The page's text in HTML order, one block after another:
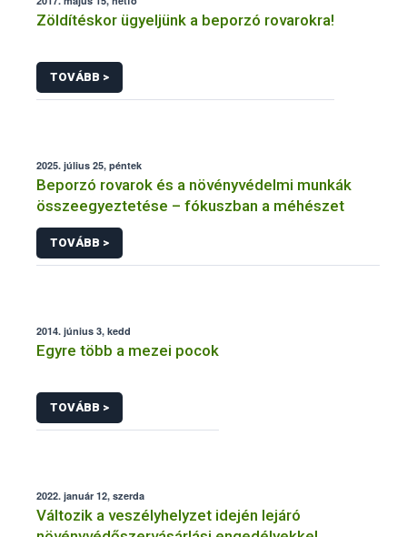
Zöldítéskor ügyeljünk a beporzó rovarokra!
TOVÁBB >
2025. július 25, péntek
Beporzó rovarok és a növényvédelmi munkák
összeegyeztetése – fókuszban a méhészet
TOVÁBB >
2014. június 3, kedd
Egyre több a mezei pocok
TOVÁBB >
2022. január 12, szerda
Változik a veszélyhelyzet idején lejáró